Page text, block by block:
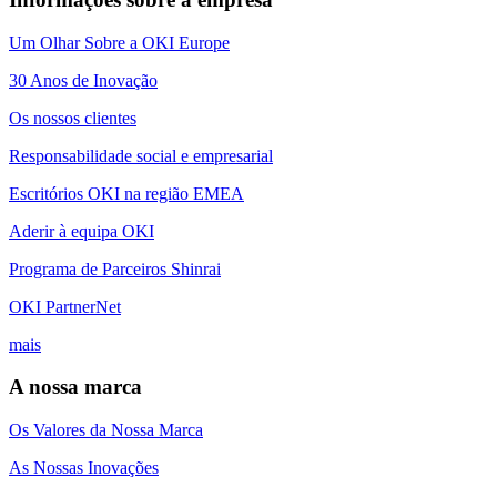
Um Olhar Sobre a OKI Europe
30 Anos de Inovação
Os nossos clientes
Responsabilidade social e empresarial
Escritórios OKI na região EMEA
Aderir à equipa OKI
Programa de Parceiros Shinrai
OKI PartnerNet
mais
A nossa marca
Os Valores da Nossa Marca
As Nossas Inovações